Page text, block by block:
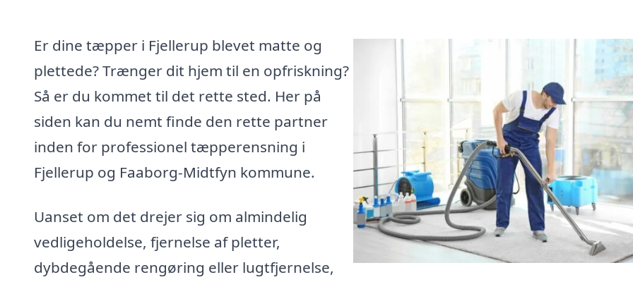
Er dine tæpper i Fjellerup blevet matte og
plettede? Trænger dit hjem til en opfriskning?
Så er du kommet til det rette sted. Her på
siden kan du nemt finde den rette partner
inden for professionel tæpperensning i
Fjellerup og Faaborg-Midtfyn kommune.
Uanset om det drejer sig om almindelig
vedligeholdelse, fjernelse af pletter,
dybdegående rengøring eller lugtfjernelse,